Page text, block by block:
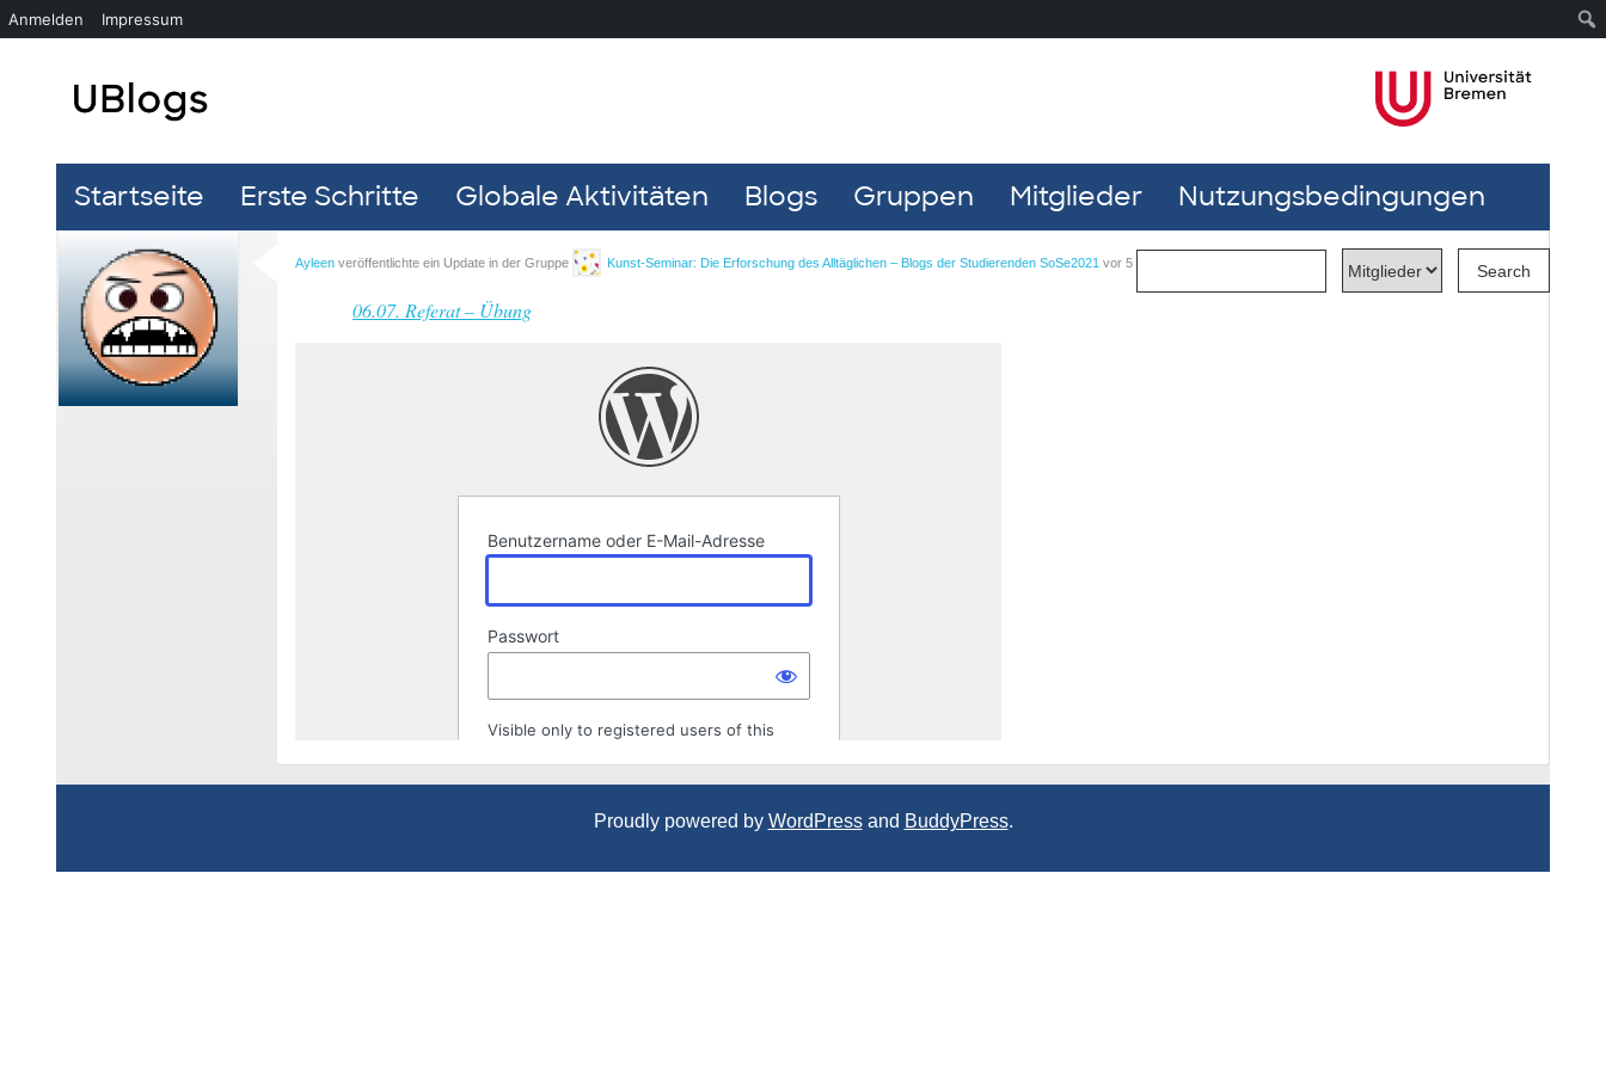
Startseite Erste Schritte Globale Aktivitäten Blogs Gruppen Mitglieder Nutzungsbedingungen
Ayleen veröffentlichte ein Update in der Gruppe Kunst-Seminar: Die Erforschung des Alltäglichen – Blogs der Studierenden SoSe2021 vor 5 Jahre
06.07. Referat – Übung
Proudly powered by WordPressand BuddyPress.
Anmelden Impressum